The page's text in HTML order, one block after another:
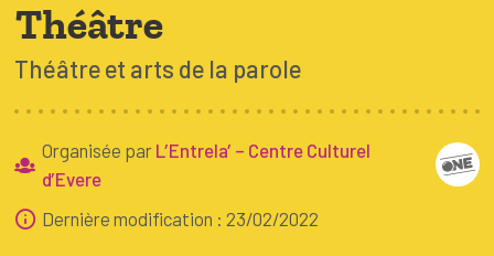
Droit au loisir
Coordinations ATL
VOUS CHERCHEZ DES ACTIVITÉS
À BRUXELLES
Théâtre
Théâtre et arts de la parole
Organisée par L’Entrela’ – Centre Culturel
d’Evere
Dernière modification : 23/02/2022